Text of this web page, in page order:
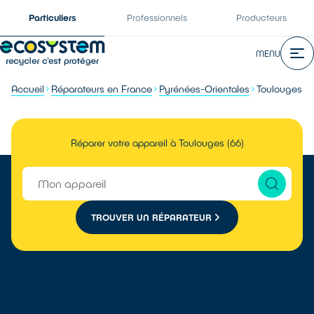
Particuliers Professionnels Producteurs
MENU
Accueil Réparateurs en France Pyrénées-Orientales Toulouges
Réparer votre appareil à Toulouges (66)
TROUVER UN RÉPARATEUR